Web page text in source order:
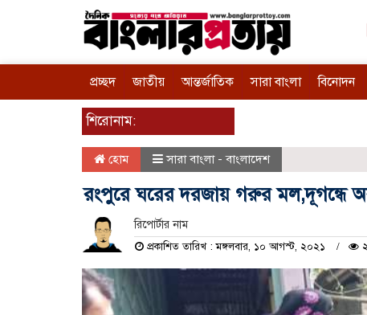
প্রচ্ছদ জাতীয় আন্তর্জাতিক সারা বাংলা বিনোদন
শিরোনাম:
হোম সারা বাংলা - বাংলাদেশ
রংপুরে ঘরের দরজায় গরুর মল,দূগন্ধে
রিপোর্টার নাম
প্রকাশিত তারিখ : মঙ্গলবার, ১০ আগস্ট, ২০২১